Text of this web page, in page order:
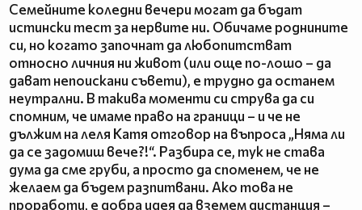
Семейните коледни вечери могат да бъдат
истински тест за нервите ни. Обичаме роднините
си, но когато започнат да любопитстват
относно личния ни живот (или още по-лошо – да
дават непоискани съвети), е трудно да останем
неутрални. В такива моменти си струва да си
спомним, че имаме право на граници – и че не
дължим на леля Катя отговор на въпроса „Няма ли
да се задомиш вече?!“. Разбира се, тук не става
дума да сме груби, а просто да споменем, че не
желаем да бъдем разпитвани. Ако това не
проработи, е добра идея да вземем дистанция –